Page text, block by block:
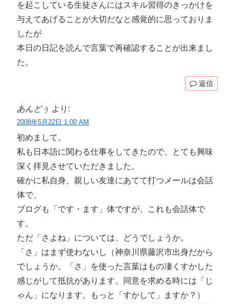
を起こしている生徒さんにはスキル習得のきっかけを
与えてあげることが大切だなと感覚的に思っておりま
したが
本日の日記を読んで言葉で再確認することが出来まし
た。
返信
あんどぅ より:
2008年5月22日 1:00 AM
初めまして。
私も日本語に関わる仕事をしてきたので、とても興味
深く拝見させていただきました。
確かに私自身、親しい友達にあてて打つメールは会話
体で、
ブログも「です・ます」体ですが、これも会話体で
す。
ただ「さよね」については、どうでしょうか。
「さ」はまず使わないし（神奈川県藤沢市出身だから
でしょうか。「さ」を使った言葉はもの凄くすかした
感じがして抵抗があります。同意を求める時には「じ
ゃん」になります。もっと「すかして」ますか？）